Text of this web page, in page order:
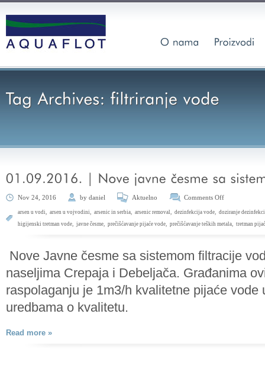
Nov 24, 2016 by daniel Aktuelno Comments Off
arsen u vodi, arsen u vojvodini, arsenic in serbia, arsenic removal, dezinfekcija vode, doziranje
higijenski tretman vode, javne česme, prečišćavanje pijaće vode, prečišćavanje teških metala, tretman
Nove Javne česme sa sistemom filtracije
naseljima Crepaja i Debeljača. Građanima
raspolaganju je 1m3/h kvalitetne pijaće vode
uredbama o kvalitetu.
Read more »